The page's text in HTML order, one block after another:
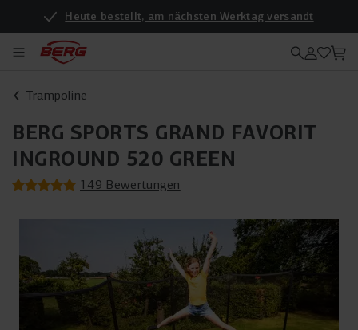
Heute bestellt, am nächsten Werktag versandt
Trampoline
BERG SPORTS GRAND FAVORIT
INGROUND 520 GREEN
149 Bewertungen